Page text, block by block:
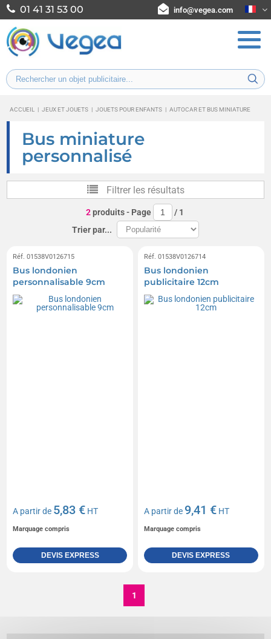
01 41 31 53 00 info@vegea.com
ACCUEIL | JEUX ET JOUETS | JOUETS POUR ENFANTS | AUTOCAR ET BUS MINIATURE
Bus miniature
personnalisé
Filtrer les résultats
2produits- Page / 1
Trier par...
Réf. 01538V0126715
Bus londonien
personnalisable 9cm
A partir de 5,83 € HT
Marquage compris
DEVIS EXPRESS
Réf. 01538V0126714
Bus londonien
publicitaire 12cm
A partir de 9,41 € HT
Marquage compris
DEVIS EXPRESS
1